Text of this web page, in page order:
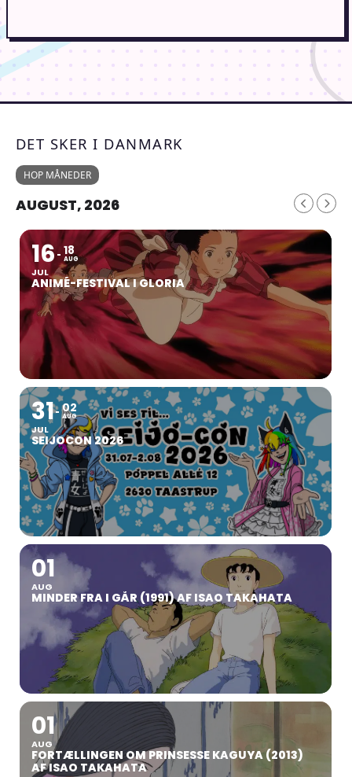
DET SKER I DANMARK
HOP MÅNEDER
AUGUST, 2026
16
JUL
18
AUG
ANIMÉ-FESTIVAL I GLORIA
31
JUL
02
AUG
SEIJOCON 2026
01
AUG
MINDER FRA I GÅR (1991) AF ISAO TAKAHATA
01
AUG
FORTÆLLINGEN OM PRINSESSE KAGUYA (2013)
AF ISAO TAKAHATA